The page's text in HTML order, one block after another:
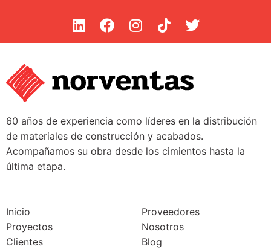
60 años de experiencia como líderes en la distribución
de materiales de construcción y acabados.
Acompañamos su obra desde los cimientos hasta la
última etapa.
Inicio
Proyectos
Clientes
Proveedores
Nosotros
Blog